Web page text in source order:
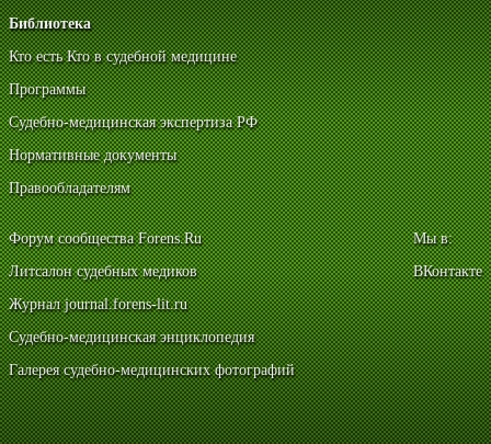
Библиотека
Кто есть Кто в судебной медицине
Программы
Судебно-медицинская экспертиза РФ
Нормативные документы
Правообладателям
Форум сообщества Forens.Ru
Литсалон судебных медиков
Журнал journal.forens-lit.ru
Судебно-медицинская энциклопедия
Галерея судебно-медицинских фотографий
Мы в:
ВКонтакте